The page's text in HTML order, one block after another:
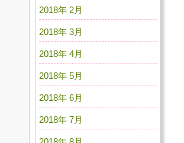
2018年 2月
2018年 3月
2018年 4月
2018年 5月
2018年 6月
2018年 7月